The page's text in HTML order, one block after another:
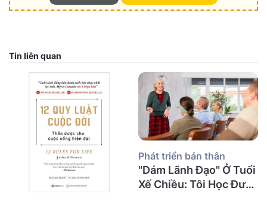
Tin liên quan
Phát triển bản thân
"Dám Lãnh Đạo" Ở Tuổi
Xế Chiều: Tôi Học Được